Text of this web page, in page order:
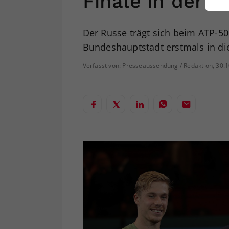
Der Russe trägt sich beim ATP-
Bundeshauptstadt erstmals in
Verfasst von: Presseaussendung / Redaktion,